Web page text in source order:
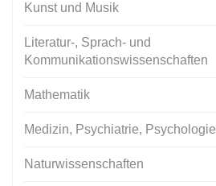
Kunst und Musik
Literatur-, Sprach- und
Kommunikationswissenschaften
Mathematik
Medizin, Psychiatrie, Psychologie
Naturwissenschaften